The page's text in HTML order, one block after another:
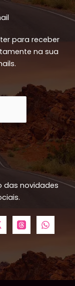
para receber
na sua
das novidades